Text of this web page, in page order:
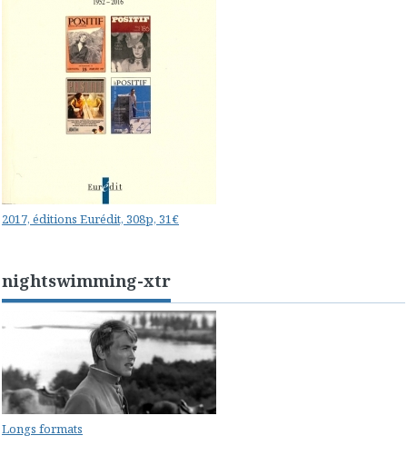
2017, éditions Eurédit, 308p, 31€
nightswimming-xtr
Longs formats